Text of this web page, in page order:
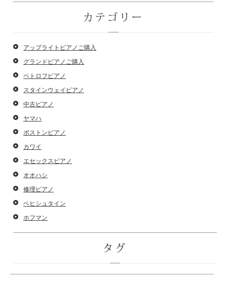
カテゴリー
アップライトピアノご購入
グランドピアノご購入
ペトロフピアノ
スタインウェイピアノ
中古ピアノ
ヤマハ
ボストンピアノ
カワイ
エセックスピアノ
オオハシ
修理ピアノ
ベヒシュタイン
ホフマン
タグ